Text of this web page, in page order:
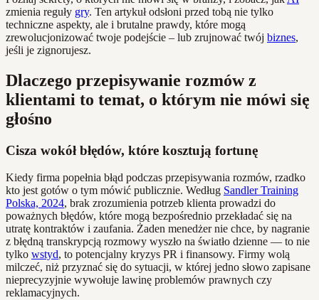
zmienia reguły gry. Ten artykuł odsłoni przed tobą nie tylko
techniczne aspekty, ale i brutalne prawdy, które mogą
zrewolucjonizować twoje podejście – lub zrujnować twój biznes,
jeśli je zignorujesz.
Dlaczego przepisywanie rozmów z
klientami to temat, o którym nie mówi się
głośno
Cisza wokół błędów, które kosztują fortunę
Kiedy firma popełnia błąd podczas przepisywania rozmów, rzadko
kto jest gotów o tym mówić publicznie. Według Sandler Training
Polska, 2024, brak zrozumienia potrzeb klienta prowadzi do
poważnych błędów, które mogą bezpośrednio przekładać się na
utratę kontraktów i zaufania. Żaden menedżer nie chce, by nagranie
z błędną transkrypcją rozmowy wyszło na światło dzienne — to nie
tylko wstyd, to potencjalny kryzys PR i finansowy. Firmy wolą
milczeć, niż przyznać się do sytuacji, w której jedno słowo zapisane
nieprecyzyjnie wywołuje lawinę problemów prawnych czy
reklamacyjnych.